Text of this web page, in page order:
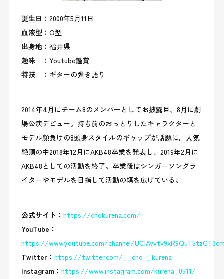
誕生日 ：2000年5月11日
​血液型 ：O型
出身地 ：福井県
趣味 ：Youtube鑑賞
特技 ： ギターの弾き語り
2014年4月にチーム8のメンバーとしてお披露目、8月に劇
場公演デビュー。持ち前のおっとりしたキャラクターと
モデル顔負けの8頭身スタイルのギャップが話題に。人気
絶頂の中2018年12月にAKB48卒業を発表し、2019年2月に
AKB48としての活動を終了。卒業後はシンガーソングラ
イターやモデルを目指して活動の幅を広げている。
公式サイト：https://chokurena.com/
YouTube：
https://www.youtube.com/channel/
Twitter：https://twitter.com/__cho__kurena
Instagram：https://www.instagram.com/kurena_0511/